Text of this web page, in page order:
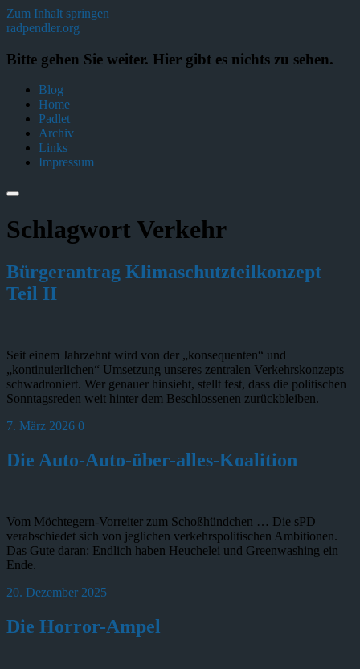
Zum Inhalt springen
radpendler.org
Bitte gehen Sie weiter. Hier gibt es nichts zu sehen.
Blog
Home
Padlet
Archiv
Links
Impressum
SchlagwortVerkehr
Bürgerantrag Klimaschutzteilkonzept
Teil II
Seit einem Jahrzehnt wird von der „konsequenten“ und
„kontinuierlichen“ Umsetzung unseres zentralen Verkehrskonzepts
schwadroniert. Wer genauer hinsieht, stellt fest, dass die politischen
Sonntagsreden weit hinter dem Beschlossenen zurückbleiben.
7. März 2026 0
Die Auto-Auto-über-alles-Koalition
Vom Möchtegern-Vorreiter zum Schoßhündchen … Die sPD
verabschiedet sich von jeglichen verkehrspolitischen Ambitionen.
Das Gute daran: Endlich haben Heuchelei und Greenwashing ein
Ende.
20. Dezember 2025
Die Horror-Ampel